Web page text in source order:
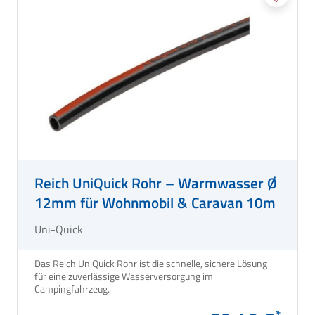
Reich UniQuick Rohr – Warmwasser Ø
12mm für Wohnmobil & Caravan 10m
Uni-Quick
Das Reich UniQuick Rohr ist die schnelle, sichere Lösung
für eine zuverlässige Wasserversorgung im